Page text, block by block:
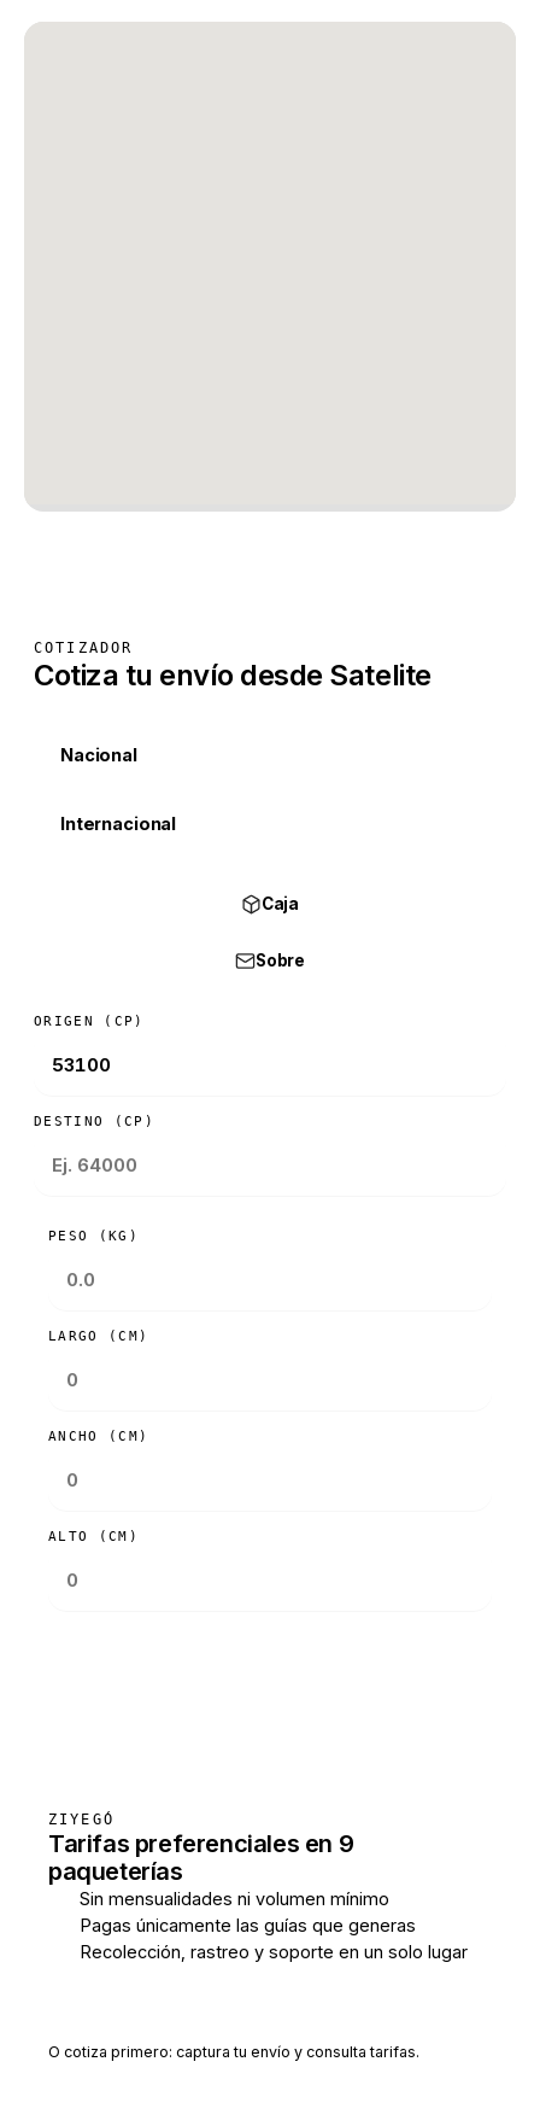
COTIZADOR
Cotiza tu envío desde Satelite
Nacional
Internacional
Caja
Sobre
ORIGEN (CP)
DESTINO (CP)
PESO (KG)
LARGO (CM)
ANCHO (CM)
ALTO (CM)
ZIYEGÓ
Tarifas preferenciales en 9
paqueterías
Sin mensualidades ni volumen mínimo
Pagas únicamente las guías que generas
Recolección, rastreo y soporte en un solo lugar
O cotiza primero: captura tu envío y consulta tarifas.